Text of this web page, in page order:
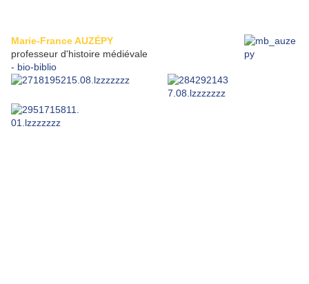
Marie-France AUZÉPY
professeur d'histoire médiévale
- bio-biblio